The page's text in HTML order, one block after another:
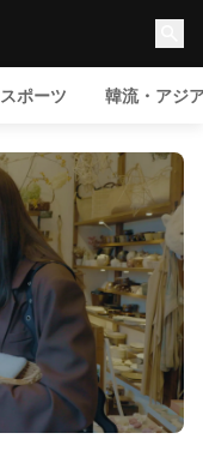
スポーツ 韓流・アジ